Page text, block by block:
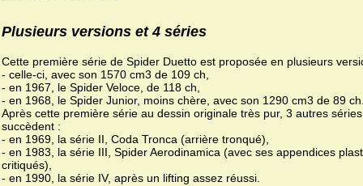
Plusieurs versions et 4 séries
Cette première série de Spider Duetto est proposée en plusieurs
- celle-ci, avec son 1570 cm3 de 109 ch,
- en 1967, le Spider Veloce, de 118 ch,
- en 1968, le Spider Junior, moins chère, avec son 1290 cm3 de 89
Après cette première série au dessin originale très pur, 3 autres
succèdent :
- en 1969, la série II, Coda Tronca (arrière tronqué),
- en 1983, la série III, Spider Aerodinamica (avec ses appendices
critiqués),
- en 1990, la série IV, après un lifting assez réussi.